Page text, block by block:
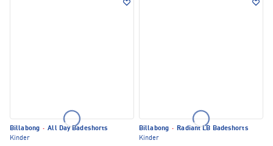
Billabong · All Day Badeshorts
Kinder
Billabong · Radiant LB Badeshorts
Kinder